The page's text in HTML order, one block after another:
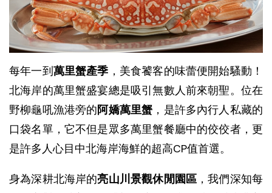
每年一到 萬里蟹產季，美食饕客的味蕾便開始騷動！
北海岸的萬里蟹盛宴總是吸引無數人前來朝聖。位在
野柳龜吼漁港旁的阿嬌萬里蟹 ，是許多內行人私藏的
口袋名單，它不但是眾多萬里蟹餐廳中的佼佼者，更
是許多人心目中北海岸海鮮的超高CP值首選。
身為深耕北海岸的亮山川景觀休閒園區 ，我們深知每